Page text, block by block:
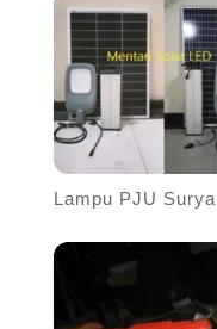
Lampu PJU